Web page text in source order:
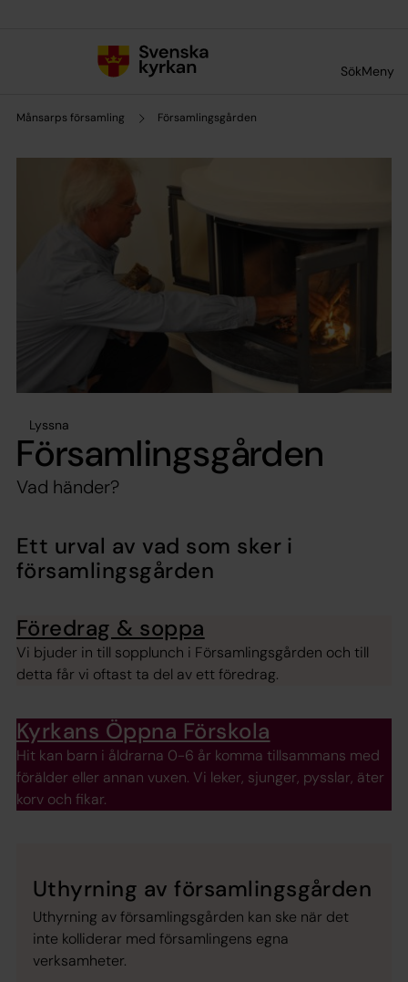
SökMeny
Månsarps församling Församlingsgården
Lyssna
Församlingsgården
Vad händer?
Ett urval av vad som sker i
församlingsgården
Föredrag & soppa
Vi bjuder in till sopplunch i Församlingsgården och till
detta får vi oftast ta del av ett föredrag.
Kyrkans Öppna Förskola
Hit kan barn i åldrarna 0-6 år komma tillsammans med
förälder eller annan vuxen. Vi leker, sjunger, pysslar, äter
korv och fikar.
Uthyrning av församlingsgården
Uthyrning av församlingsgården kan ske när det
inte kolliderar med församlingens egna
verksamheter.